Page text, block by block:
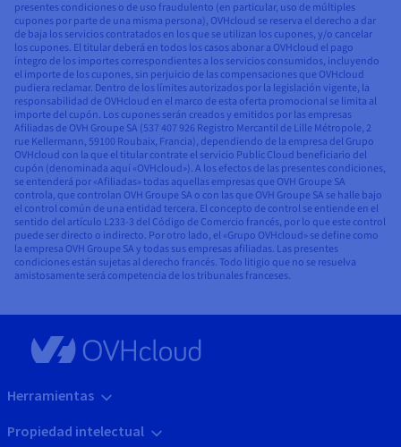
presentes condiciones o de uso fraudulento (en particular, uso de múltiples
cupones por parte de una misma persona), OVHcloud se reserva el derecho a dar
de baja los servicios contratados en los que se utilizan los cupones, y/o cancelar
los cupones. El titular deberá en todos los casos abonar a OVHcloud el pago
íntegro de los importes correspondientes a los servicios consumidos, incluyendo
el importe de los cupones, sin perjuicio de las compensaciones que OVHcloud
pudiera reclamar. Dentro de los límites autorizados por la legislación vigente, la
responsabilidad de OVHcloud en el marco de esta oferta promocional se limita al
importe del cupón. Los cupones serán creados y emitidos por las empresas
Afiliadas de OVH Groupe SA (537 407 926 Registro Mercantil de Lille Métropole, 2
rue Kellermann, 59100 Roubaix, Francia), dependiendo de la empresa del Grupo
OVHcloud con la que el titular contrate el servicio Public Cloud beneficiario del
cupón (denominada aquí «OVHcloud»). A los efectos de las presentes condiciones,
se entenderá por «Afiliadas» todas aquellas empresas que OVH Groupe SA
controla, que controlan OVH Groupe SA o con las que OVH Groupe SA se halle bajo
el control común de una entidad tercera. El concepto de control se entiende en el
sentido del artículo L233-3 del Código de Comercio francés, por lo que este control
puede ser directo o indirecto. Por otro lado, el «Grupo OVHcloud» se define como
la empresa OVH Groupe SA y todas sus empresas afiliadas. Las presentes
condiciones están sujetas al derecho francés. Todo litigio que no se resuelva
amistosamente será competencia de los tribunales franceses.
Herramientas
Propiedad intelectual